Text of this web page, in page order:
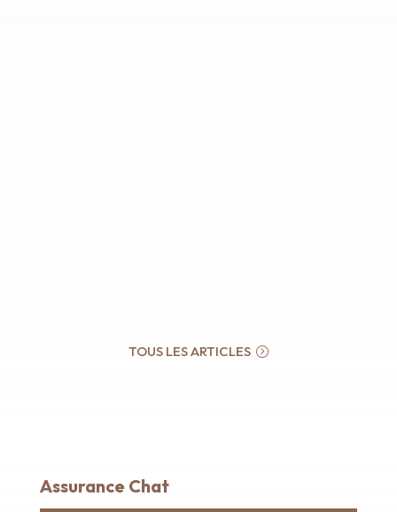
TOUS LES ARTICLES
Assurance Chat